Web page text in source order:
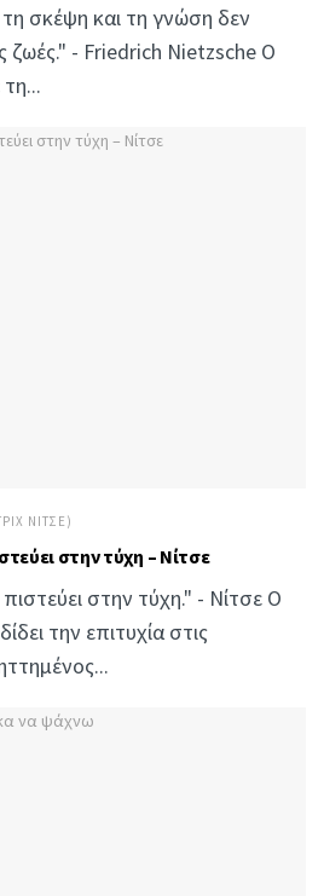
σκέψη και τη γνώση δεν
ζωές." - Friedrich Nietzsche Ο
ΝΊΤΣΕ)
στην τύχη – Νίτσε
στην τύχη." - Νίτσε Ο
την επιτυχία στις